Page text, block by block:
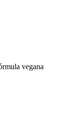
vegana